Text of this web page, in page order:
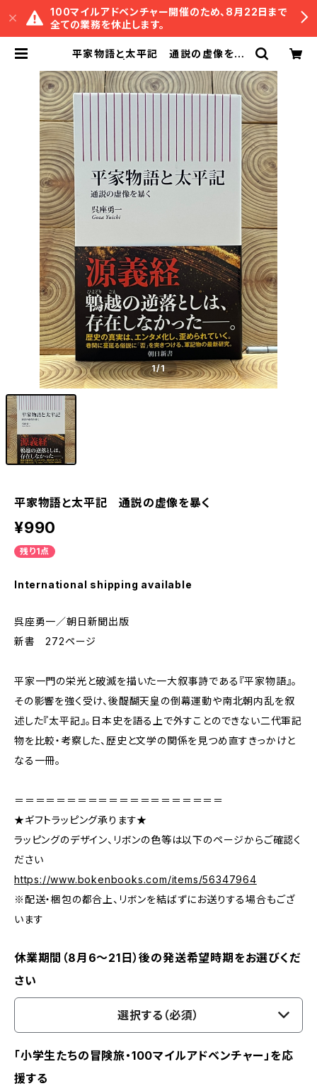
100マイルアドベンチャー開催のため、8月22日まで
全ての業務を休止します。
平家物語と太平記 通説の虚像を暴
1/1
平家物語と太平記 通説の虚像を暴く
¥990
残り1点
International shipping available
呉座勇一／朝日新聞出版
新書 272ページ
平家一門の栄光と破滅を描いた一大叙事詩である『平家物語』。
その影響を強く受け、後醍醐天皇の倒幕運動や南北朝内乱を叙
述した『太平記』。日本史を語る上で外すことのできない二代軍記
物を比較・考察した、歴史と文学の関係を見つめ直すきっかけと
なる一冊。
＝＝＝＝＝＝＝＝＝＝＝＝＝＝＝＝＝＝＝＝
★ギフトラッピング承ります★
ラッピングのデザイン、リボンの色等は以下のページからご確認く
ださい
https://www.bokenbooks.com/items/56347964
※配送・梱包の都合上、リボンを結ばずにお送りする場合もござ
います
休業期間（8月6〜21日）後の発送希望時期をお選びくだ
さい
選択する（必須）
「小学生たちの冒険旅・100マイルアドベンチャー」を応
援する